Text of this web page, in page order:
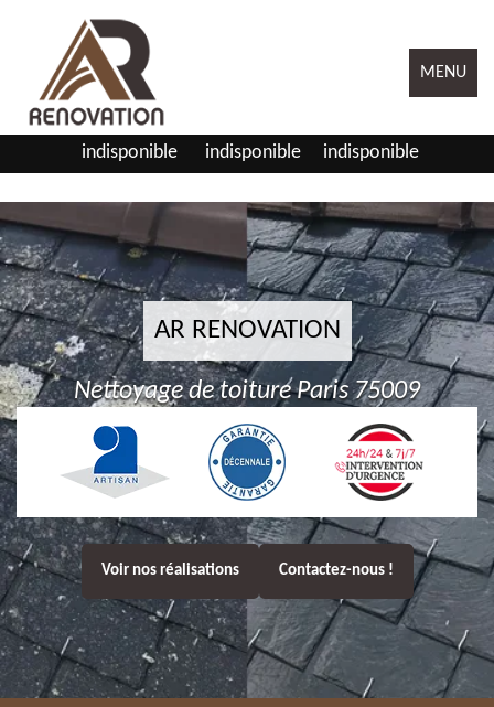
MENU
indisponible indisponible indisponible
AR RENOVATION
Nettoyage de toiture Paris 75009
Voir nos réalisations Contactez-nous !